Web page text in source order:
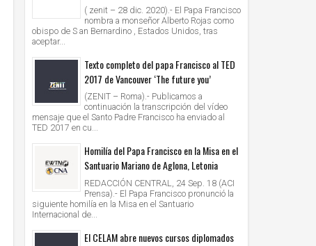
( zenit – 28 dic. 2020).- El Papa Francisco
nombra a monseñor Alberto Rojas como
obispo de S an Bernardino , Estados Unidos, tras
aceptar...
Texto completo del papa Francisco al TED
2017 de Vancouver ‘The future you’
(ZENIT – Roma).- Publicamos a
continuación la transcripción del vídeo
mensaje que el Santo Padre Francisco ha enviado al
TED 2017 en cu...
Homilía del Papa Francisco en la Misa en el
Santuario Mariano de Aglona, Letonia
REDACCIÓN CENTRAL, 24 Sep. 18 (ACI
Prensa).- El Papa Francisco pronunció la
siguiente homilía en la Misa en el Santuario
Internacional de...
El CELAM abre nuevos cursos diplomados